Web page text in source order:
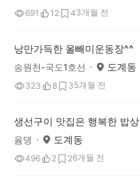
691 12 43개월 전
낭만가득한 올빼미운동장^^
송원천-국도1호선 도계동
323 8 35개월 전
생선구이 맛집은 행복한 밥상
윰댕 도계동
496 2 26개월 전